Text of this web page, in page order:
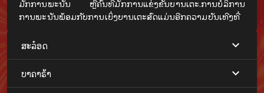
ມັກການພະນັນ ຫຼືຄົນທີ່ມັກການແຂ່ງຂັນບານເຕະ.ການບໍລິການ
ການພະນັນພ້ອມກັບການເບິ່ງບານເຕະສົດແມ່ນອີກຄວາມບັນເທີງທີ່
ພະນັນບານເຕະໃນກຸ່ມ VRU
ທີ່ພ້ອມທີ່ຈະໃຊ້ສໍາລັບນັກພະນັນ
ລາຄາບານມາດຕະຖານ
ສະລ໋ອດ
ບາຄາຣ້າ